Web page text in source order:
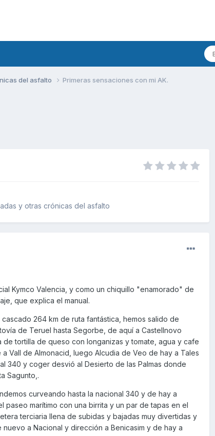
del asfalto Primeras sensaciones con mi AK.
y otras crónicas del asfalto
Kymco Valencia, y como un chiquillo "enamorado" de
que explica el manual.
264 km de ruta fantástica, hemos salido de
de Teruel hasta Segorbe, de aquí a Castellnovo
tortilla de queso con longanizas y tomate, agua y cafe
Vall de Almonacid, luego Alcudia de Veo de hay a Tales
340 y coger desvió al Desierto de las Palmas donde
Sagunto,.
curveando hasta la nacional 340 y de hay a
marítimo con una birrita y un par de tapas en el
terciaria llena de subidas y bajadas muy divertidas y
nuevo a Nacional y dirección a Benicasim y de hay a